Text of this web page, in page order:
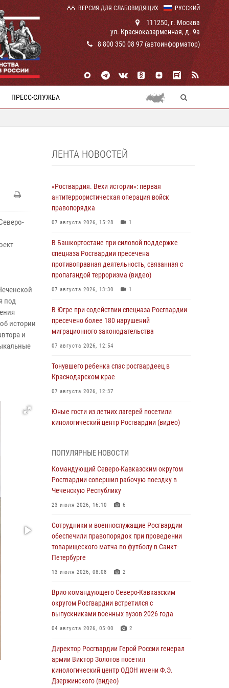
РУССКИЙ
ВЕРСИЯ ДЛЯ СЛАБОВИДЯЩИХ
111250, г. Москва
ул. Красноказарменная, д. 9а
8 800 350 08 97 (автоинформатор)
ПРЕСС-СЛУЖБА
под
истории
и
ЛЕНТА НОВОСТЕЙ
«Росгвардия. Вехи истории»: первая
антитеррористическая операция войск
правопорядка
07 августа 2026, 15:28 1
В Башкортостане при силовой поддержке
спецназа Росгвардии пресечена
противоправная деятельность, связанная с
пропагандой терроризма (видео)
07 августа 2026, 13:30 1
В Югре при содействии спецназа Росгвардии
пресечено более 180 нарушений
миграционного законодательства
07 августа 2026, 12:54
Тонувшего ребенка спас росгвардеец в
Краснодарском крае
07 августа 2026, 12:37
Юные гости из летних лагерей посетили
кинологический центр Росгвардии (видео)
Ветеран войск правопорядка генерал-майор
Иван Пияшев – герой выпуска «Легенды
армии с Александром Маршалом»
07 августа 2026, 12:00
округу Росгвардии и ветераны военной
контрразведки почтили память Николая
Кузнецова
07 августа 2026, 12:00
подняться на крышу Смольного собора в
Санкт-Петербурге (видео)
07 августа 2026, 11:34 3 1
основам взрывобезопасности
07 августа 2026, 11:33
Рэпер ST посетил раненых росгвардейцев в
ПОПУЛЯРНЫЕ НОВОСТИ
Командующий Северо-Кавказским округом
Росгвардии совершил рабочую поездку в
Чеченскую Республику
23 июля 2026, 16:10 6
Сотрудники и военнослужащие Росгвардии
обеспечили правопорядок при проведении
товарищеского матча по футболу в Санкт-
Петербурге
13 июля 2026, 08:08 2
Врио командующего Северо-Кавказским
округом Росгвардии встретился с
выпускниками военных вузов 2026 года
04 августа 2026, 05:00 2
Директор Росгвардии Герой России генерал
армии Виктор Золотов посетил
кинологический центр ОДОН имени Ф.Э.
Дзержинского (видео)